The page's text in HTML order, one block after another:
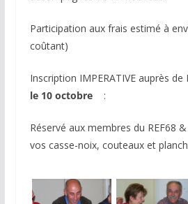
Participation aux frais estimé à
coûtant)
Inscription IMPERATIVE auprès de
le 10 octobre
:
Réservé aux membres du REF68
vos casse-noix, couteaux et